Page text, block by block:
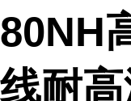
80NH
线耐